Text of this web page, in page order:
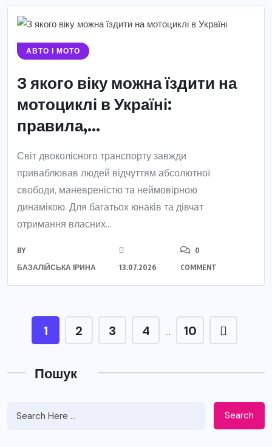
АВТО І МОТО
З якого віку можна їздити на
мотоциклі в Україні:
правила,...
Світ двоколісного транспорту завжди
приваблював людей відчуттям абсолютної
свободи, маневреністю та неймовірною
динамікою. Для багатьох юнаків та дівчат
отримання власних...
BY
БАЗАЛІЙСЬКА ІРИНА
13.07.2026
0
COMMENT
1 2 3 4 … 10
Пошук
Search